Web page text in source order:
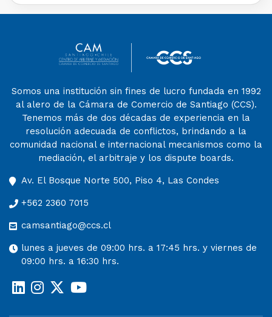
Somos una institución sin fines de lucro fundada en 1992
al alero de la Cámara de Comercio de Santiago (CCS).
Tenemos más de dos décadas de experiencia en la
resolución adecuada de conflictos, brindando a la
comunidad nacional e internacional mecanismos como la
mediación, el arbitraje y los dispute boards.
Av. El Bosque Norte 500, Piso 4, Las Condes
+562 2360 7015
camsantiago@ccs.cl
lunes a jueves de 09:00 hrs. a 17:45 hrs. y viernes de
09:00 hrs. a 16:30 hrs.